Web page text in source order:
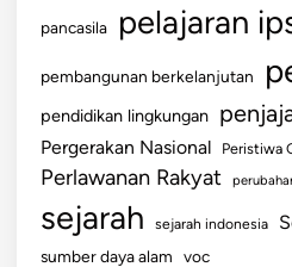
pancasila pelajaran
pembangunan berkelanjutan
pendidikan lingkungan
Pergerakan Nasional Peristiwa
Perlawanan Rakyat
sejarah sejarah indonesia
sumber daya alam voc